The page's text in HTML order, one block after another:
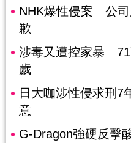
NHK爆性侵案 公司
歉
涉毒又遭控家暴 71
歲
日大咖涉性侵求刑7
意
G-Dragon強硬反擊